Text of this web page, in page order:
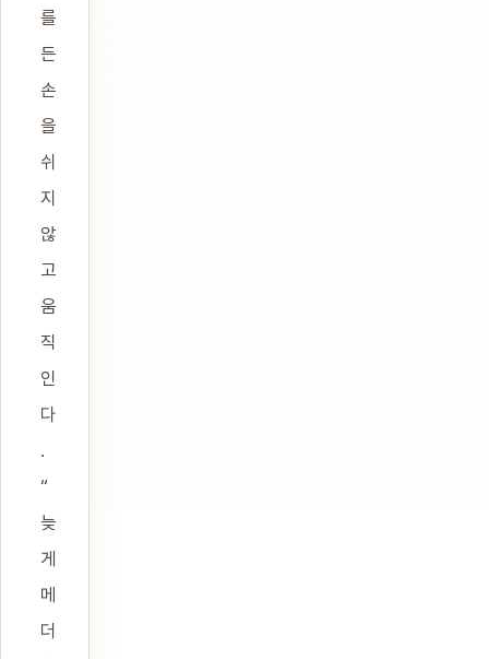
를
든
손
을
쉬
지
않
고
움
직
인
다
.
“
늦
게
메
더